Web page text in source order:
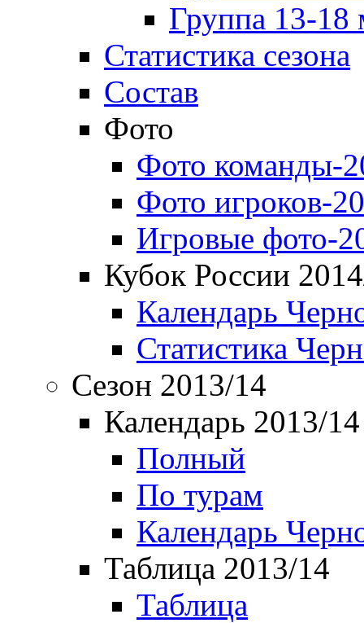
Группа 13-18
Статистика сезона
Состав
Фото
Фото команды-
Фото игроков-
Игровые фото-
Кубок России
Календарь
Статистика
Сезон 2013/14
Календарь 2013/14
Полный
По турам
Календарь
Таблица 2013/14
Таблица